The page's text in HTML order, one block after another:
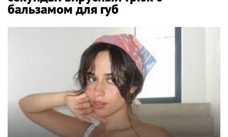
бальзамом для губ